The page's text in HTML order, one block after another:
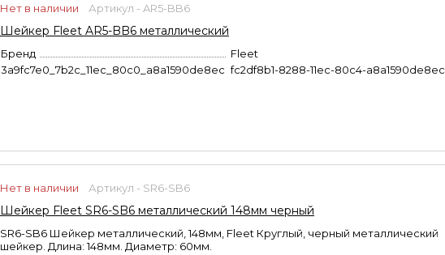
Нет в наличии Артикул - AR5-BB6
Шейкер Fleet AR5-BB6 металлический
Бренд
Fleet
3a9fc7e0_7b2c_11ec_80c0_a8a1590de8ec fc2df8b1-8288-11ec-80c4-a8a1590de8ec
Нет в наличии Артикул - SR6-SB6
Шейкер Fleet SR6-SB6 металлический 148мм черный
SR6-SB6 Шейкер металлический, 148мм, Fleet Круглый, черный металлический
шейкер. Длина: 148мм. Диаметр: 60мм.